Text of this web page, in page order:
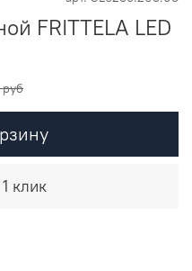
FRITTELA LED
клик